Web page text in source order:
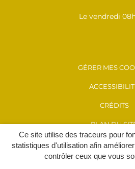
Ce site utilise des traceurs pour
statistiques d'utilisation afin
contrôler ceux que vous
Le vendredi
GÉRER MES
CRÉDITS
PLAN DU
MENTIONS
POLITIQUE DE